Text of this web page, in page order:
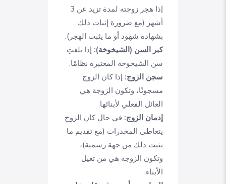
إذا هجر زوجته لمدة تزيد عن 3
أشهر (مع ضرورة إثبات ذلك
بشهادة شهود أو ما يثبت الهجر).
كبر السن (الشيخوخة): إذا بلغتِ
سن الشيخوخة المعتبرة نظامًا.
سجن الزوج: إذا كان الزوج
مسجونًا، وتكون الزوجة هي
العائل الفعلي لأبنائها.
إدمان الزوج: في حال كان الزوج
يتعاطى المخدرات (مع تقديم ما
يثبت ذلك من جهة رسمية)،
وتكون الزوجة هي من تعيل
الأبناء.